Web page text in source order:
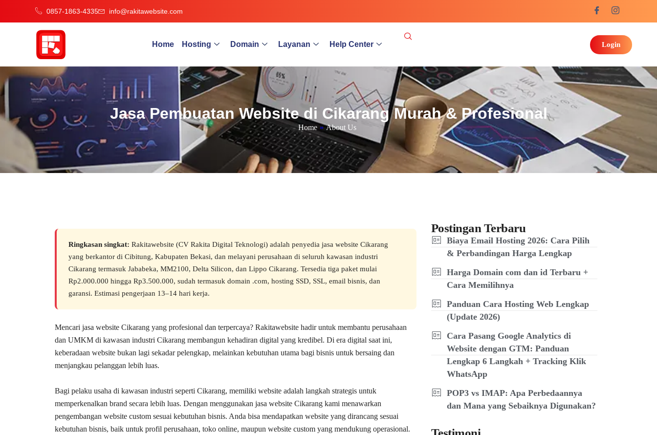
0857-1863-4335 info@rakitawebsite.com
Home Hosting Domain Layanan Help Center Login
Jasa Pembuatan Website di Cikarang Murah & Profesional
Home » About Us
Ringkasan singkat: Rakitawebsite (CV Rakita Digital Teknologi) adalah penyedia jasa website Cikarang
yang berkantor di Cibitung, Kabupaten Bekasi, dan melayani perusahaan di seluruh kawasan industri
Cikarang termasuk Jababeka, MM2100, Delta Silicon, dan Lippo Cikarang. Tersedia tiga paket mulai
Rp2.000.000 hingga Rp3.500.000, sudah termasuk domain .com, hosting SSD, SSL, email bisnis, dan
garansi. Estimasi pengerjaan 13–14 hari kerja.
Mencari jasa website Cikarang yang profesional dan terpercaya? Rakitawebsite hadir untuk membantu perusahaan
dan UMKM di kawasan industri Cikarang membangun kehadiran digital yang kredibel. Di era digital saat ini,
keberadaan website bukan lagi sekadar pelengkap, melainkan kebutuhan utama bagi bisnis untuk bersaing dan
menjangkau pelanggan lebih luas.
Bagi pelaku usaha di kawasan industri seperti Cikarang, memiliki website adalah langkah strategis untuk
memperkenalkan brand secara lebih luas. Dengan menggunakan jasa website Cikarang kami menawarkan
pengembangan website custom sesuai kebutuhan bisnis. Anda bisa mendapatkan website yang dirancang sesuai
kebutuhan bisnis, baik untuk profil perusahaan, toko online, maupun website custom yang mendukung operasional.
Postingan Terbaru
Biaya Email Hosting 2026: Cara Pilih
& Perbandingan Harga Lengkap
Harga Domain com dan id Terbaru +
Cara Memilihnya
Panduan Cara Hosting Web Lengkap
(Update 2026)
Cara Pasang Google Analytics di
Website dengan GTM: Panduan
Lengkap 6 Langkah + Tracking Klik
WhatsApp
POP3 vs IMAP: Apa Perbedaannya
dan Mana yang Sebaiknya Digunakan?